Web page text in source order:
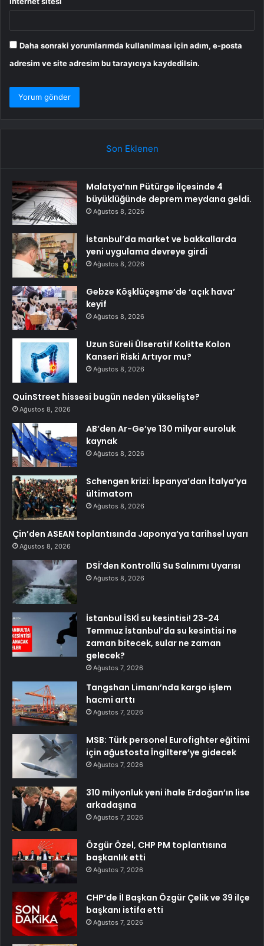
Daha sonraki yorumlarımda kullanılması için adım, e-posta
adresim ve site adresim bu tarayıcıya kaydedilsin.
Son Eklenen
Malatya’nın Pütürge ilçesinde 4
büyüklüğünde deprem meydana geldi.
Ağustos 8, 2026
İstanbul’da market ve bakkallarda
yeni uygulama devreye girdi
Ağustos 8, 2026
Gebze Köşklüçeşme’de ‘açık hava’
keyif
Ağustos 8, 2026
Uzun Süreli Ülseratif Kolitte Kolon
Kanseri Riski Artıyor mu?
Ağustos 8, 2026
QuinStreet hissesi bugün neden yükselişte?
Ağustos 8, 2026
AB’den Ar-Ge’ye 130 milyar euroluk
kaynak
Ağustos 8, 2026
Schengen krizi: İspanya’dan İtalya’ya
ültimatom
Ağustos 8, 2026
Çin’den ASEAN toplantısında Japonya’ya tarihsel uyarı
Ağustos 8, 2026
DSİ’den Kontrollü Su Salınımı Uyarısı
Ağustos 8, 2026
İstanbul İSKİ su kesintisi! 23-24
Temmuz İstanbul’da su kesintisi ne
zaman bitecek, sular ne zaman
gelecek?
Ağustos 7, 2026
Tangshan Limanı’nda kargo işlem
hacmi arttı
Ağustos 7, 2026
MSB: Türk personel Eurofighter eğitimi
için ağustosta İngiltere’ye gidecek
Ağustos 7, 2026
310 milyonluk yeni ihale Erdoğan’ın lise
arkadaşına
Ağustos 7, 2026
Özgür Özel, CHP PM toplantısına
başkanlık etti
Ağustos 7, 2026
CHP’de İl Başkan Özgür Çelik ve 39 ilçe
başkanı istifa etti
Ağustos 7, 2026